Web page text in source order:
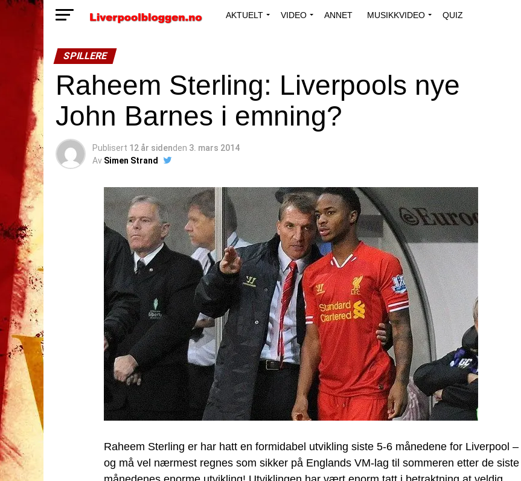
AKTUELT VIDEO ANNET MUSIKKVIDEO QUIZ
SPILLERE
Raheem Sterling: Liverpools nye
John Barnes i emning?
Publisert 12 år sidenden 3. mars 2014
Av Simen Strand
Raheem Sterling er har hatt en formidabel utvikling siste 5-6 månedene for Liverpool –
og må vel nærmest regnes som sikker på Englands VM-lag til sommeren etter de siste